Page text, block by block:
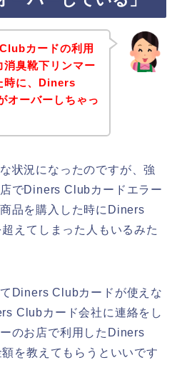
カードの利用
臭靴下リンマー
時に、Diners
オーバーしちゃっ
状況になったのですが、強
でDiners Clubカードエラー
品を購入した時にDiners
えてしまった人もいるみた
Diners Clubカードが使えな
Clubカード会社に連絡をし
のお店で利用したDiners
を教えてもらうといいです